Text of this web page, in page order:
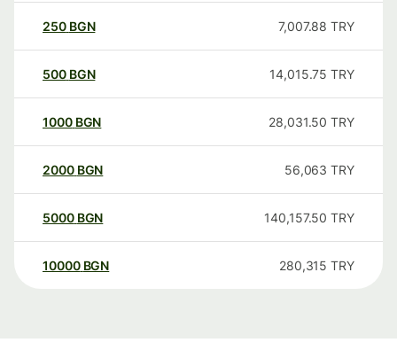
250 BGN 7,007.88 TRY
500 BGN 14,015.75 TRY
1000 BGN 28,031.50 TRY
2000 BGN 56,063 TRY
5000 BGN 140,157.50 TRY
10000 BGN 280,315 TRY